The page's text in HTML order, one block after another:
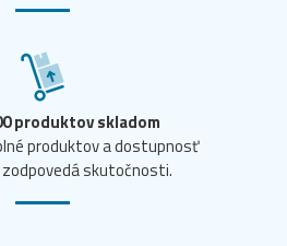
produktov skladom
produktov a dostupnosť
zodpovedá skutočnosti.